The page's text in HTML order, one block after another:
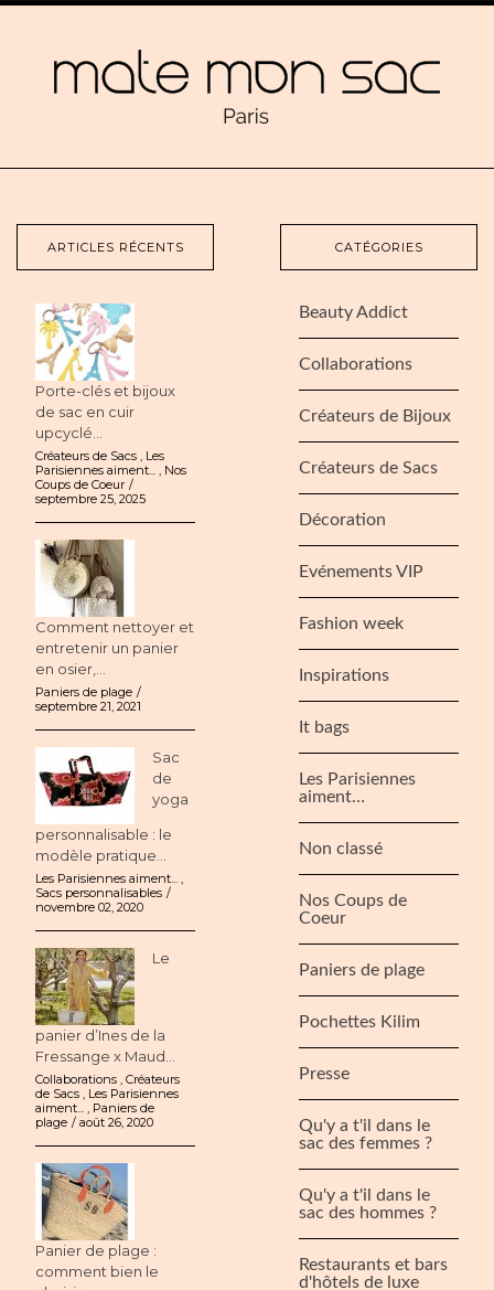
ARTICLES RÉCENTS
Porte-clés et bijoux
de sac en cuir
upcyclé...
Créateurs de Sacs , Les
Parisiennes aiment... , Nos
Coups de Coeur
septembre 25, 2025
Comment nettoyer et
entretenir un panier
en osier,...
Paniers de plage
septembre 21, 2021
Sac
de
yoga
personnalisable : le
modèle pratique...
Les Parisiennes aiment... ,
Sacs personnalisables
novembre 02, 2020
Le
panier d’Ines de la
Fressange x Maud...
Collaborations ,Créateurs
de Sacs , Les Parisiennes
aiment... , Paniers de
plage
août 26, 2020
Panier de plage :
comment bien le
CATÉGORIES
Beauty Addict
Collaborations
Créateurs de Bijoux
Créateurs de Sacs
Décoration
Evénements VIP
Fashion week
Inspirations
It bags
Les Parisiennes
aiment…
Non classé
Nos Coups de
Coeur
Paniers de plage
Pochettes Kilim
Presse
Qu'y a t'il dans le
sac des femmes ?
Qu'y a t'il dans le
sac des hommes ?
Restaurants et bars
d'hôtels de luxe